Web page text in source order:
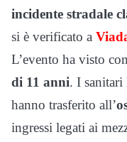
incidente stradale
si è verificato a
L’evento ha visto
di 11 anni. I sanitari
hanno trasferito all’
ingressi legati ai